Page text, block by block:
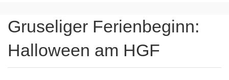
Gruseliger Ferienbeginn:
Halloween am HGF